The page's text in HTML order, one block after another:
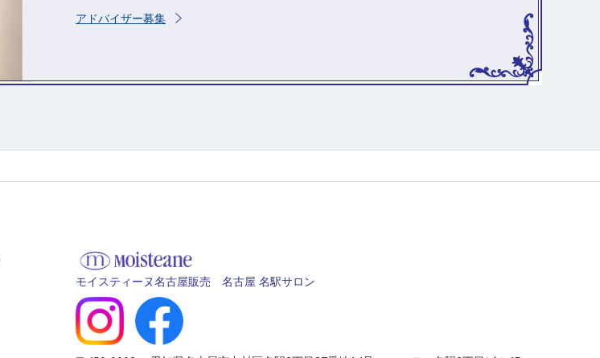
アドバイザー募集
モイスティーヌ名古屋販売 名古屋 名駅サロン